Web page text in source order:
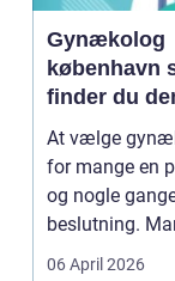
Gynækolog
københavn sådan
finder du
specialist
At vælge
for mange en
og nogle
beslutning.
både føle si...
06 April 2026